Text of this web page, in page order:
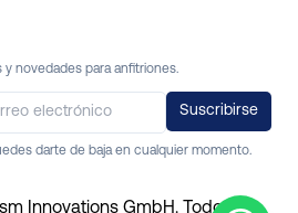
novedades para anfitriones.
Suscribirse
darte de baja en cualquier momento.
Innovations GmbH. Todos los